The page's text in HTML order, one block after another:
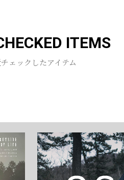
続ける カートへ進む
ITEMS
ェックしたアイテム